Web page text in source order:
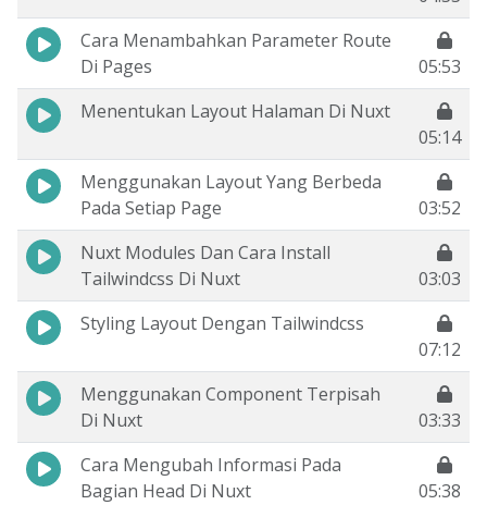
Cara Menambahkan Parameter Route
Di Pages
05:53
Menentukan Layout Halaman Di Nuxt
05:14
Menggunakan Layout Yang Berbeda
Pada Setiap Page
03:52
Nuxt Modules Dan Cara Install
Tailwindcss Di Nuxt
03:03
Styling Layout Dengan Tailwindcss
07:12
Menggunakan Component Terpisah
Di Nuxt
03:33
Cara Mengubah Informasi Pada
Bagian Head Di Nuxt
05:38